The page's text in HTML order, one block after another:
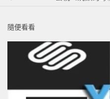
隨便看看